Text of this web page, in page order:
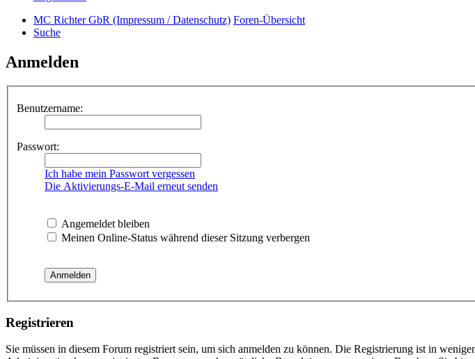
MC Richter GbR (Impressum / Datenschutz) Foren-Übersicht
Suche
Anmelden
Benutzername:
Passwort:
Ich habe mein Passwort vergessen
Die Aktivierungs-E-Mail erneut senden
Angemeldet bleiben
Meinen Online-Status während dieser Sitzung verbergen
Registrieren
Sie müssen in diesem Forum registriert sein, um sich anmelden zu können. Die Registrierung ist in